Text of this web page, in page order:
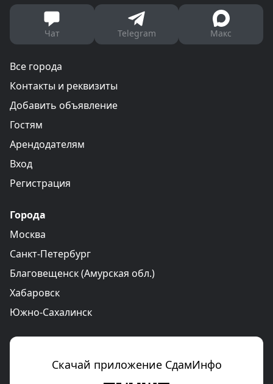
Чат Telegram Макс
Все города
Контакты и реквизиты
Добавить объявление
Гостям
Арендодателям
Вход
Регистрация
Города
Москва
Санкт-Петербург
Благовещенск (Амурская обл.)
Хабаровск
Южно-Сахалинск
Скачай приложение СдамИнфо